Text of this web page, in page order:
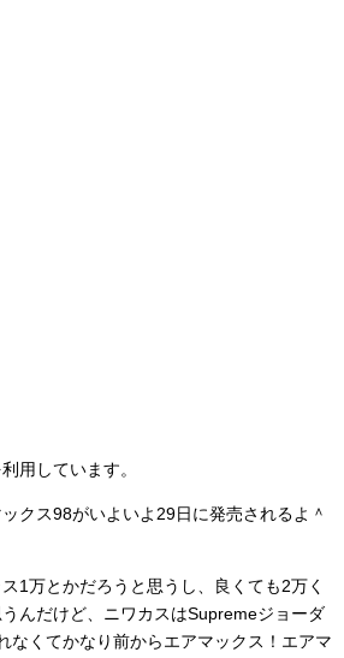
用しています。
クス98がいよいよ29日に発売されるよ＾
1万とかだろうと思うし、良くても2万く
んだけど、ニワカスはSupremeジョーダ
なくてかなり前からエアマックス！エアマ